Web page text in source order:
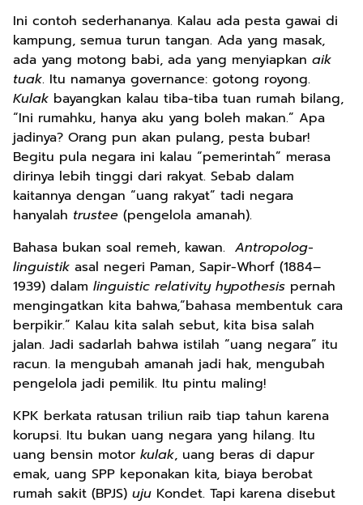
Ini contoh sederhananya. Kalau ada pesta gawai di
kampung, semua turun tangan. Ada yang masak,
ada yang motong babi, ada yang menyiapkan aik
tuak. Itu namanya governance: gotong royong.
Kulak bayangkan kalau tiba-tiba tuan rumah bilang,
“Ini rumahku, hanya aku yang boleh makan.” Apa
jadinya? Orang pun akan pulang, pesta bubar!
Begitu pula negara ini kalau “pemerintah” merasa
dirinya lebih tinggi dari rakyat. Sebab dalam
kaitannya dengan “uang rakyat” tadi negara
hanyalah trustee (pengelola amanah).
Bahasa bukan soal remeh, kawan. Antropolog-
linguistik asal negeri Paman, Sapir-Whorf (1884–
1939) dalam linguistic relativity hypothesis pernah
mengingatkan kita bahwa,“bahasa membentuk cara
berpikir.” Kalau kita salah sebut, kita bisa salah
jalan. Jadi sadarlah bahwa istilah “uang negara” itu
racun. Ia mengubah amanah jadi hak, mengubah
pengelola jadi pemilik. Itu pintu maling!
KPK berkata ratusan triliun raib tiap tahun karena
korupsi. Itu bukan uang negara yang hilang. Itu
uang bensin motor kulak, uang beras di dapur
emak, uang SPP keponakan kita, biaya berobat
rumah sakit (BPJS) uju Kondet. Tapi karena disebut